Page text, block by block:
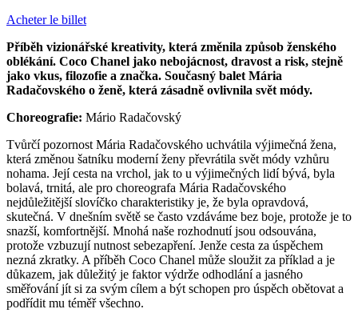
Acheter le billet
Příběh vizionářské kreativity, která změnila způsob ženského
oblékání. Coco Chanel jako nebojácnost, dravost a risk, stejně
jako vkus, filozofie a značka. Současný balet Mária
Radačovského o ženě, která zásadně ovlivnila svět módy.
Choreografie: Mário Radačovský
Tvůrčí pozornost Mária Radačovského uchvátila výjimečná žena,
která změnou šatníku moderní ženy převrátila svět módy vzhůru
nohama. Její cesta na vrchol, jak to u výjimečných lidí bývá, byla
bolavá, trnitá, ale pro choreografa Mária Radačovského
nejdůležitější slovíčko charakteristiky je, že byla opravdová,
skutečná. V dnešním světě se často vzdáváme bez boje, protože je to
snazší, komfortnější. Mnohá naše rozhodnutí jsou odsouvána,
protože vzbuzují nutnost sebezapření. Jenže cesta za úspěchem
nezná zkratky. A příběh Coco Chanel může sloužit za příklad a je
důkazem, jak důležitý je faktor výdrže odhodlání a jasného
směřování jít si za svým cílem a být schopen pro úspěch obětovat a
podřídit mu téměř všechno.